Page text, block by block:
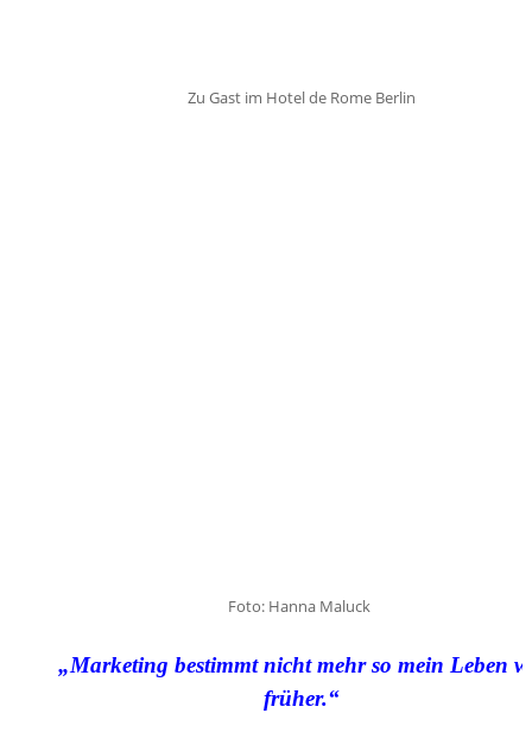
Zu Gast im Hotel de Rome Berlin
Foto: Hanna Maluck
„Marketing bestimmt nicht mehr so mein Leben
früher.“